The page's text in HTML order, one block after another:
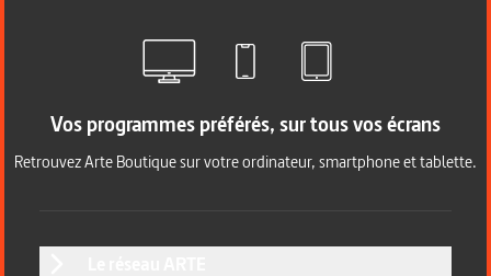
Vos programmes préférés, sur tous vos écrans
Retrouvez Arte Boutique sur votre ordinateur, smartphone et tablette.